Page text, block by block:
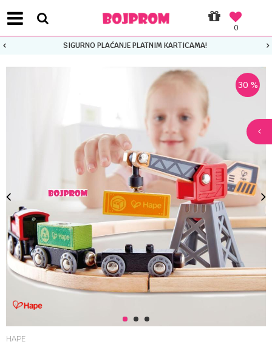
0
SIGURNO PLAĆANJE PLATNIM KARTICAMA!
1 2 3
30 %
HAPE